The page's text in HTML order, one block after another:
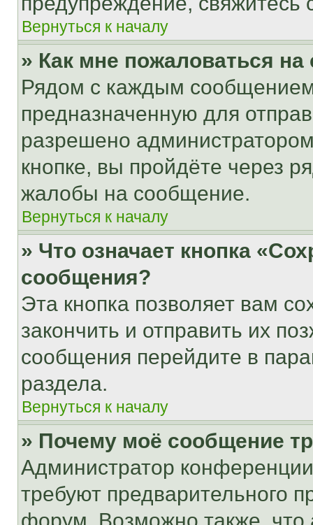
Вернуться к началу
» Как мне пожаловаться
Рядом с каждым сообщением
предназначенную для
разрешено
кнопке, вы пройдёте через
жалобы на сообщение.
Вернуться к началу
» Что означает кнопка
сообщения?
Эта кнопка позволяет вам
закончить и отправить их
сообщения перейдите в
раздела.
Вернуться к началу
» Почему моё сообщение
Администратор
требуют предварительного